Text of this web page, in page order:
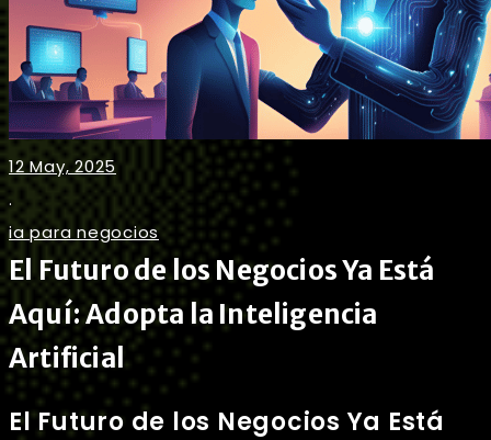
12 May, 2025
.
ia para negocios
El Futuro de los Negocios Ya Está
Aquí: Adopta la Inteligencia
Artificial
El Futuro de los Negocios Ya Está